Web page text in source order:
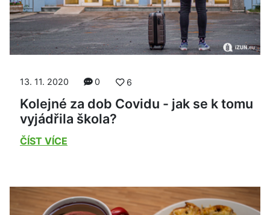
13. 11. 2020 0 6
Kolejné za dob Covidu - jak se k tomu
vyjádřila škola?
ČÍST VÍCE